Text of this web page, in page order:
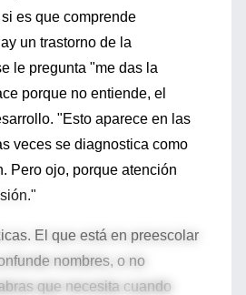
es que comprende
un trastorno de la
le pregunta "me das la
porque no entiende, el
"Esto aparece en las
veces se diagnostica como
Pero ojo, porque atención
El que está en preescolar
nombres, o no
que necesita cuando